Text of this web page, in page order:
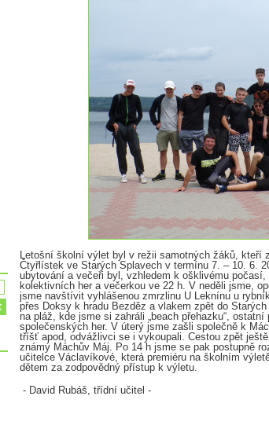
Letošní školní výlet byl v režii samotných žáků, kteří
Čtyřlístek ve Starých Splavech v termínu 7. – 10. 6.
ubytování a večeři byl, vzhledem k ošklivému
kolektivních her a večerkou ve 22 h. V neděli jsme,
jsme navštívit vyhlášenou zmrzlinu U Leknínu u
přes Doksy k hradu Bezděz a vlakem zpět do
na pláž, kde jsme si zahráli „beach přehazku“,
společenských her. V úterý jsme zašli společně k
tříšť apod, odvážlivci se i vykoupali. Cestou zpět
známý Máchův Máj. Po 14 h jsme se pak postupně
učitelce Václavíkové, která premiéru na školním
dětem za zodpovědný přístup k výletu.
- David Rubáš, třídní učitel -